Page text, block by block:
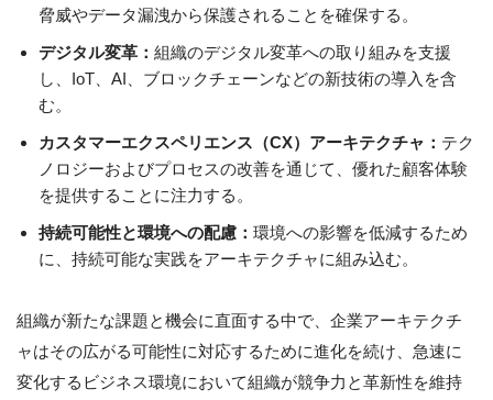
脅威やデータ漏洩から保護されることを確保する。
デジタル変革： 組織のデジタル変革への取り組みを支援
し、IoT、AI、ブロックチェーンなどの新技術の導入を含
む。
カスタマーエクスペリエンス（CX）アーキテクチャ： テク
ノロジーおよびプロセスの改善を通じて、優れた顧客体験
を提供することに注力する。
持続可能性と環境への配慮： 環境への影響を低減するため
に、持続可能な実践をアーキテクチャに組み込む。
組織が新たな課題と機会に直面する中で、企業アーキテクチ
ャはその広がる可能性に対応するために進化を続け、急速に
変化するビジネス環境において組織が競争力と革新性を維持